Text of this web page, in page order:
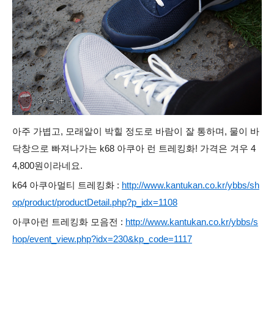
아주 가볍고, 모래알이 박힐 정도로 바람이 잘 통하며, 물이 바
닥창으로 빠져나가는 k68 아쿠아 런 트레킹화! 가격은 겨우 4
4,800원이라네요.
k64 아쿠아멀티 트레킹화 : http://www.kantukan.co.kr/ybbs/sh
op/product/productDetail.php?p_idx=1108
아쿠아런 트레킹화 모음전 : http://www.kantukan.co.kr/ybbs/s
hop/event_view.php?idx=230&kp_code=1117